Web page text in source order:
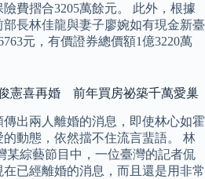
費摺合3205萬餘元。 此外，根據
長林佳龍與妻子廖婉如有現金新臺
元，有價證券總價額1億3220萬
憲喜再婚 前年買房祕築千萬愛巢
出兩人離婚的消息，即使林心如霍
動態，依然擋不住流言蜚語。 林
某綜藝節目中，一位臺灣的記者侃
已經離婚的消息，而且還是用非常